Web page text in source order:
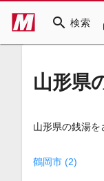
search 検索
山形県
山形県の銭湯を
鶴岡市 (2)